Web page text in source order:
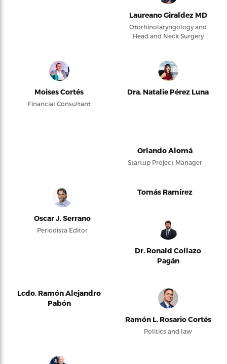
Laureano Giraldez MD
Otorhinolaryngology and
Head and Neck Surgery
Moises Cortés
Financial Consultant
Dra. Natalie Pérez Luna
Orlando Alomá
Startup Project Manager
Oscar J. Serrano
Periodista Editor
Tomás Ramírez
Dr. Ronald Collazo
Pagán
Lcdo. Ramón Alejandro
Pabón
Ramón L. Rosario Cortés
Politics and law